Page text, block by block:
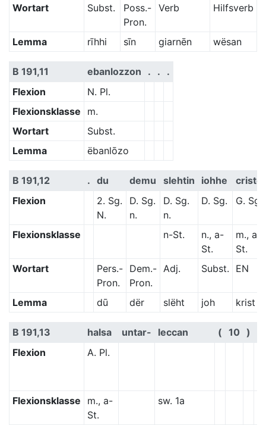
Wortart Subst.
Poss.-
Pron.
Verb Hilfsverb
Lemma rīhhi sīn giarnēn wësan
B 191,11 ebanlozzon . .
.
Flexion
N. Pl.
Flexionsklasse
m.
Wortart
Subst.
Lemma
ëbanlōzo
B 191,12 . du demu slehtin iohhe
Flexion
2. Sg.
N.
D. Sg.
n.
D. Sg.
n.
D. Sg. G. Sg.
Flexionsklasse n-St.
n., a-
St.
m., a-
St.
Wortart
Pers.-
Pron.
Dem.-
Pron.
Adj. Subst. EN
Lemma dū dër slëht joh krist
B 191,13 halsa untar- leccan ( 10 )
Flexion
A. Pl.
Flexionsklasse
m., a-
St.
sw. 1a